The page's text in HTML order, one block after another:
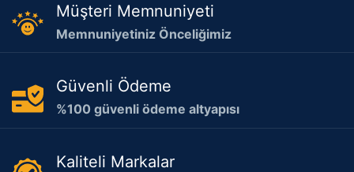
Müşteri Memnuniyeti
Memnuniyetiniz Önceliğimiz
Güvenli Ödeme
%100 güvenli ödeme altyapısı
Kaliteli Markalar